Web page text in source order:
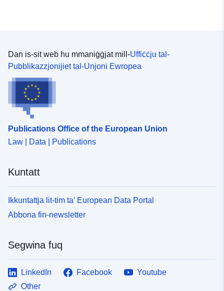
Dan is-sit web hu mmaniġġjat mill-Uffiċċju tal-
Pubblikazzjonijiet tal-Unjoni Ewropea
Publications Office of the European Union
Law | Data | Publications
Kuntatt
Ikkuntattja lit-tim ta’ European Data Portal
Abbona fin-newsletter
Segwina fuq
LinkedIn Facebook
Youtube
Other